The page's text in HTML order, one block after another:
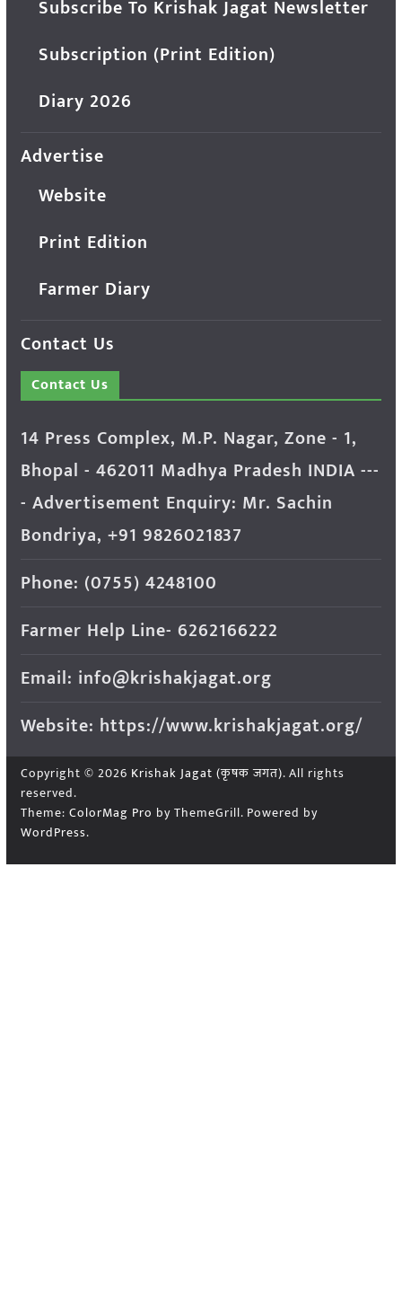
Subscribe To Krishak Jagat Newsletter
Subscription (Print Edition)
Diary 2026
Advertise
Website
Print Edition
Farmer Diary
Contact Us
Contact Us
14 Press Complex, M.P. Nagar, Zone - 1,
Bhopal - 462011 Madhya Pradesh INDIA ---
- Advertisement Enquiry: Mr. Sachin
Bondriya, +91 9826021837
Phone: (0755) 4248100
Farmer Help Line- 6262166222
Email: info@krishakjagat.org
Website: https://www.krishakjagat.org/
Copyright © 2026 Krishak Jagat (कृषक जगत). All rights
reserved.
Theme: ColorMag Pro by ThemeGrill. Powered by
WordPress.